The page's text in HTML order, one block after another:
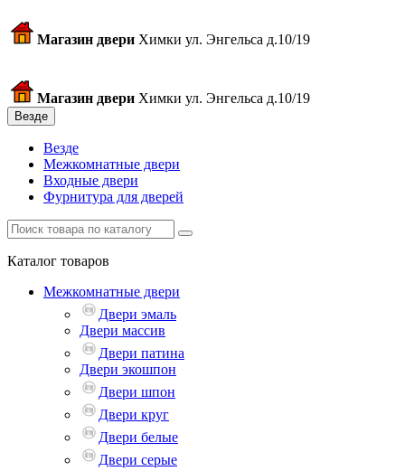
Магазин двери Химки ул. Энгельса д.10/19
Магазин двери Химки ул. Энгельса д.10/19
Везде
Везде
Межкомнатные двери
Входные двери
Фурнитура для дверей
Каталог товаров
Межкомнатные двери
Двери эмаль
Двери массив
Двери патина
Двери экошпон
Двери шпон
Двери круг
Двери белые
Двери серые